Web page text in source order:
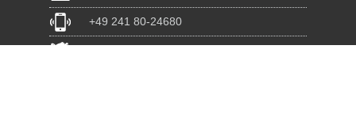
+49 241 80-24680